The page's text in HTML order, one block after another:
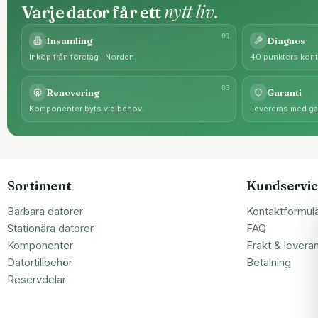
Varje dator får ettnytt liv.
01
Insamling
Inköp från företag i Norden.
Diagnos
40 punkters
03
Renovering
Komponenter byts vid behov.
Garanti
Levereras med
Sortiment
Bärbara datorer
Stationära datorer
Komponenter
Datortillbehör
Reservdelar
Kontaktformulär
FAQ
Frakt & leverans
Betalning